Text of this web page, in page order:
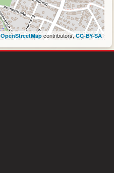
OpenStreetMapcontributors,CC-BY-SA